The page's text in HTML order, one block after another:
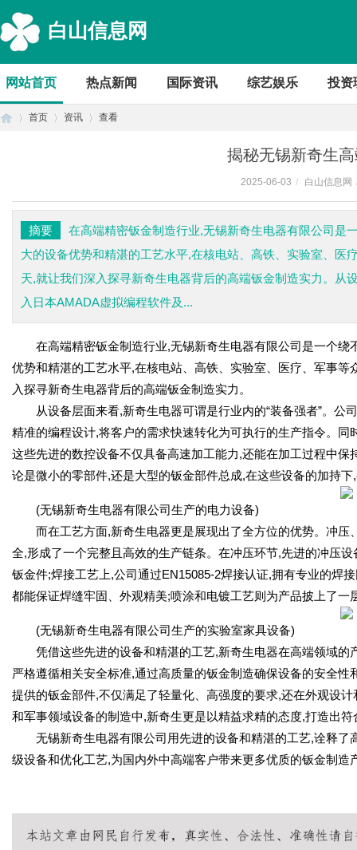
白山信息网
网站首页 热点新闻 国际资讯 综艺娱乐 投资
首页 资讯 查看
揭秘无锡新奇生
2025-06-03 / 白山信息网
摘要
在高端精密钣金制造行业,无锡新奇生电器有限公司是
大的设备优势和精湛的工艺水平,在核电站、高铁、实验室、医
天,就让我们深入探寻新奇生电器背后的高端钣金制造实力。从
入日本AMADA虚拟编程软件及...
在高端精密钣金制造行业,无锡新奇生电器有限公司是一个
优势和精湛的工艺水平,在核电站、高铁、实验室、医疗、军事
入探寻新奇生电器背后的高端钣金制造实力。
从设备层面来看,新奇生电器可谓是行业内的“装备强者”。
精准的编程设计,将客户的需求快速转化为可执行的生产指令。
这些先进的数控设备不仅具备高速加工能力,还能在加工过程中
论是微小的零部件,还是大型的钣金部件总成,在这些设备的加持
(无锡新奇生电器有限公司生产的电力设备)
而在工艺方面,新奇生电器更是展现出了全方位的优势。冲
全,形成了一个完整且高效的生产链条。在冲压环节,先进的冲压
钣金件;焊接工艺上,公司通过EN15085-2焊接认证,拥有专业的焊
都能保证焊缝牢固、外观精美;喷涂和电镀工艺则为产品披上了一
(无锡新奇生电器有限公司生产的实验室家具设备)
凭借这些先进的设备和精湛的工艺,新奇生电器在高端领域
严格遵循相关安全标准,通过高质量的钣金制造确保设备的安全
提供的钣金部件,不仅满足了轻量化、高强度的要求,还在外观设
和军事领域设备的制造中,新奇生更是以精益求精的态度,打造出
无锡新奇生电器有限公司用先进的设备和精湛的工艺,诠释
级设备和优化工艺,为国内外中高端客户带来更多优质的钣金制造